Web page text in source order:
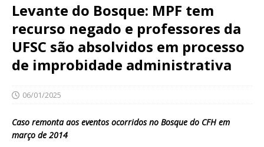
Levante do Bosque: MPF tem
recurso negado e professores da
UFSC são absolvidos em processo
de improbidade administrativa
06/01/2025
Caso remonta aos eventos ocorridos no Bosque do CFH em
março de 2014